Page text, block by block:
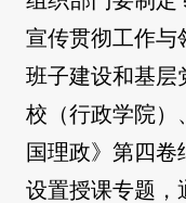
宣传贯彻工作与
班子建设和基层
校（行政学院）
国理政》第四
设置授课专题，